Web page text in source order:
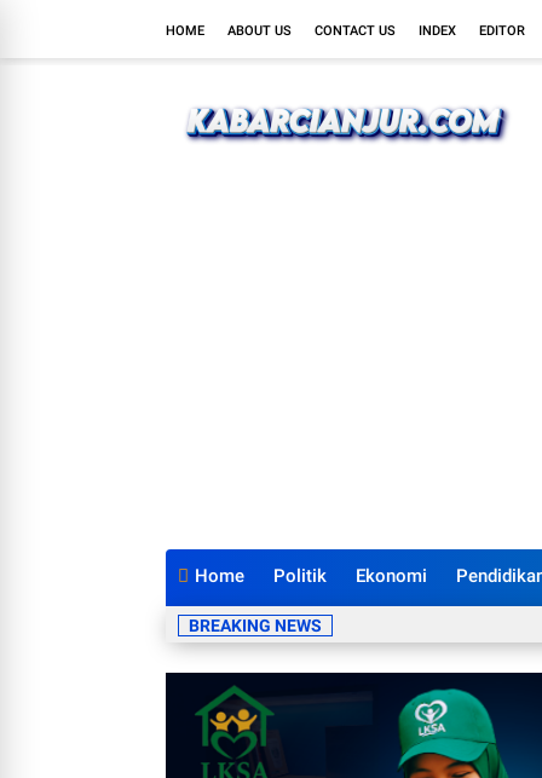
HOME ABOUT US CONTACT US INDEX EDITOR
Home Politik Ekonomi
BREAKING NEWS